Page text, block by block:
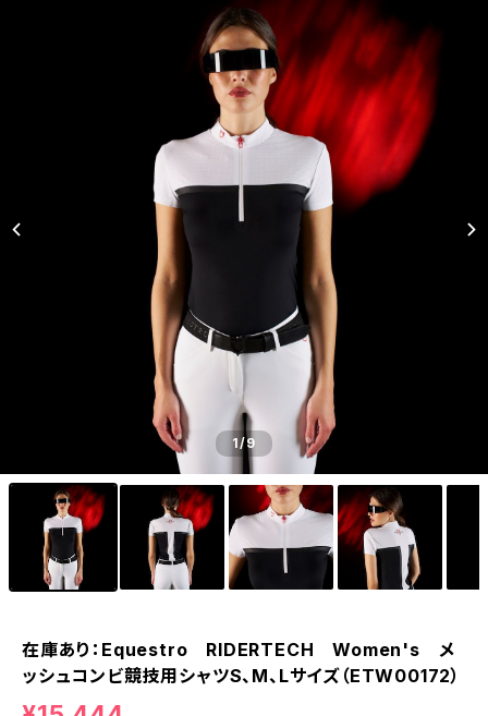
1/9
在庫あり：Equestro RIDERTECH Women's メ
ッシュコンビ競技用シャツS、M、Lサイズ（ETW00172）